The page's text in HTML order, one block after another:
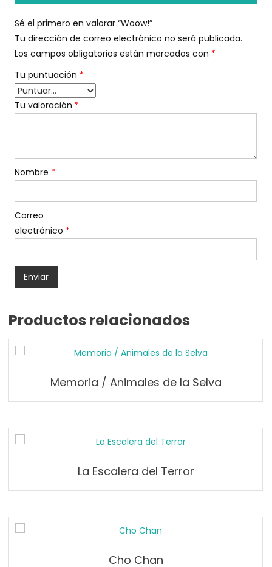
Sé el primero en valorar “Woow!”
Tu dirección de correo electrónico no será publicada.
Los campos obligatorios están marcados con *
Tu puntuación *
Tu valoración *
Nombre *
Correo
electrónico *
Productos relacionados
Memoria / Animales de la Selva
La Escalera del Terror
Cho Chan